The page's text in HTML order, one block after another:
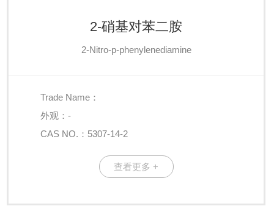
2-硝基对苯二胺
2-Nitro-p-phenylenediamine
Trade Name：
外观：-
CAS NO.：5307-14-2
查看更多 +